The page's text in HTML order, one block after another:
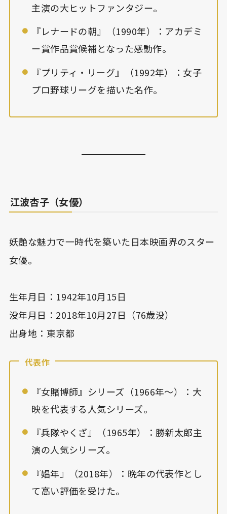
主演の大ヒットファンタジー。
『レナードの朝』（1990年）：アカデミ
ー賞作品賞候補となった感動作。
『プリティ・リーグ』（1992年）：女子
プロ野球リーグを描いた名作。
江波杏子（女優）
妖艶な魅力で一時代を築いた日本映画界のスター
女優。
生年月日：1942年10月15日
没年月日：2018年10月27日（76歳没）
出身地：東京都
代表作
『女賭博師』シリーズ（1966年〜）：大
映を代表する人気シリーズ。
『兵隊やくざ』（1965年）：勝新太郎主
演の人気シリーズ。
『娼年』（2018年）：晩年の代表作とし
て高い評価を受けた。